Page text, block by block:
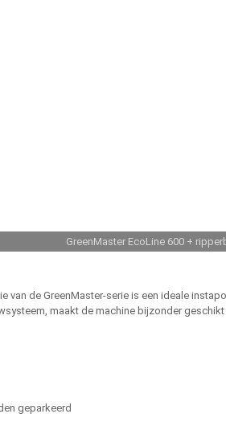
GreenMaster EcoLine 600 +
van de GreenMaster-serie is een ideale
maakt de machine bijzonder
geparkeerd